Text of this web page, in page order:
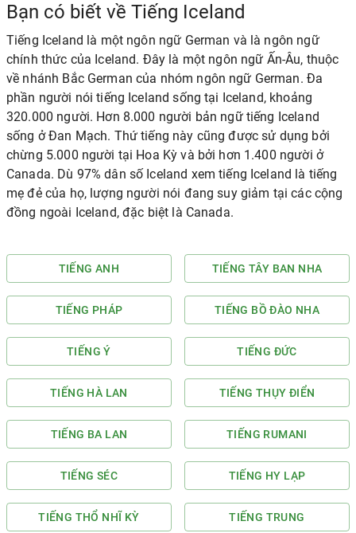
Bạn có biết về Tiếng Iceland
Tiếng Iceland là một ngôn ngữ German và là ngôn ngữ
chính thức của Iceland. Đây là một ngôn ngữ Ấn-Âu, thuộc
về nhánh Bắc German của nhóm ngôn ngữ German. Đa
phần người nói tiếng Iceland sống tại Iceland, khoảng
320.000 người. Hơn 8.000 người bản ngữ tiếng Iceland
sống ở Đan Mạch. Thứ tiếng này cũng được sử dụng bởi
chừng 5.000 người tại Hoa Kỳ và bởi hơn 1.400 người ở
Canada. Dù 97% dân số Iceland xem tiếng Iceland là tiếng
mẹ đẻ của họ, lượng người nói đang suy giảm tại các cộng
đồng ngoài Iceland, đặc biệt là Canada.
TIẾNG ANH TIẾNG TÂY BAN NHA
TIẾNG PHÁP TIẾNG BỒ ĐÀO NHA
TIẾNG Ý TIẾNG ĐỨC
TIẾNG HÀ LAN TIẾNG THỤY ĐIỂN
TIẾNG BA LAN TIẾNG RUMANI
TIẾNG SÉC TIẾNG HY LẠP
TIẾNG THỔ NHĨ KỲ TIẾNG TRUNG